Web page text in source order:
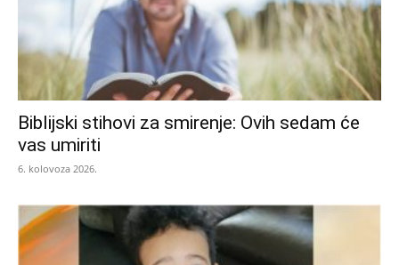
Biblijski stihovi za smirenje: Ovih sedam će
vas umiriti
6. kolovoza 2026.